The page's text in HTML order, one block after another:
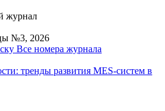
журнал
№3, 2026
Все номера журнала
тренды развития MES-систем в